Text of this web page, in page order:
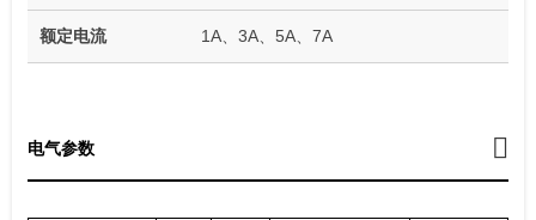
额定电流 1A、3A、5A、7A
电气参数